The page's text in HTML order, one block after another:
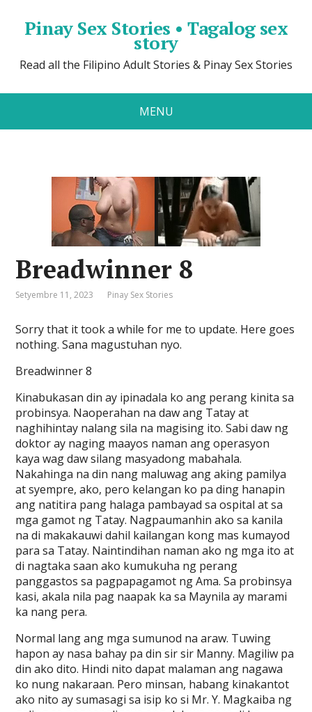
Pinay Sex Stories • Tagalog sex
story
Read all the Filipino Adult Stories & Pinay Sex Stories
MENU
Breadwinner 8
Setyembre 11, 2023 Pinay Sex Stories
Sorry that it took a while for me to update. Here goes
nothing. Sana magustuhan nyo.
Breadwinner 8
Kinabukasan din ay ipinadala ko ang perang kinita sa
probinsya. Naoperahan na daw ang Tatay at
naghihintay nalang sila na magising ito. Sabi daw ng
doktor ay naging maayos naman ang operasyon
kaya wag daw silang masyadong mabahala.
Nakahinga na din nang maluwag ang aking pamilya
at syempre, ako, pero kelangan ko pa ding hanapin
ang natitira pang halaga pambayad sa ospital at sa
mga gamot ng Tatay. Nagpaumanhin ako sa kanila
na di makakauwi dahil kailangan kong mas kumayod
para sa Tatay. Naintindihan naman ako ng mga ito at
di nagtaka saan ako kumukuha ng perang
panggastos sa pagpapagamot ng Ama. Sa probinsya
kasi, akala nila pag naapak ka sa Maynila ay marami
ka nang pera.
Normal lang ang mga sumunod na araw. Tuwing
hapon ay nasa bahay pa din sir sir Manny. Magiliw pa
din ako dito. Hindi nito dapat malaman ang nagawa
ko nung nakaraan. Pero minsan, habang kinakantot
ako nito ay sumasagi sa isip ko si Mr. Y. Magkaiba ng